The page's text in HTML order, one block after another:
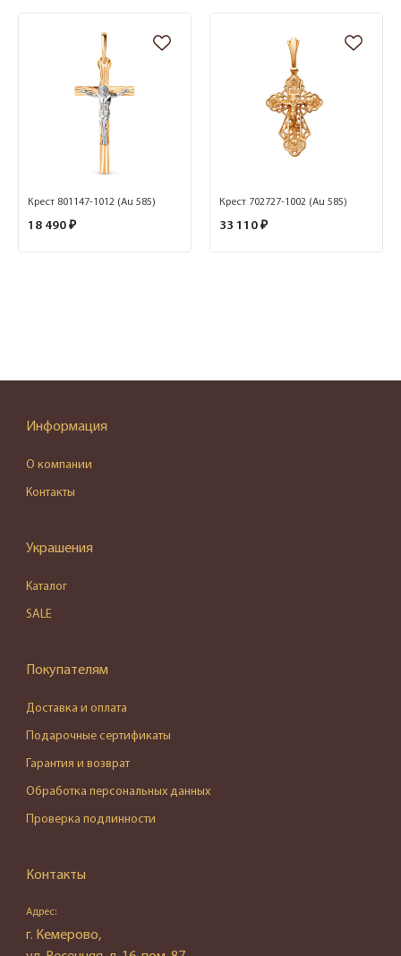
Крест 801147-1012 (Au 585)
18 490 ₽
Крест 702727-1002 (Au 585)
33 110 ₽
Информация
О компании
Контакты
Украшения
Каталог
SALE
Покупателям
Доставка и оплата
Подарочные сертификаты
Гарантия и возврат
Обработка персональных данных
Проверка подлинности
Контакты
Адрес:
г. Кемерово,